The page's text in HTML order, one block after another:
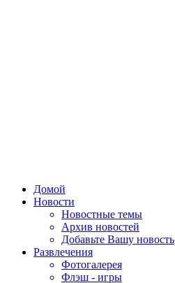
Домой
Новости
Новостные темы
Архив новостей
Добавьте Вашу новость
Развлечения
Фотогалерея
Флэш - игры